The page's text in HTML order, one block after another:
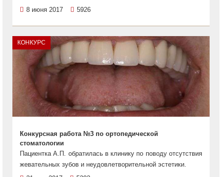
8 июня 2017
5926
КОНКУРС
Конкурсная работа №3 по ортопедической
стоматологии
Пациентка А.П. обратилась в клинику по поводу отсутствия
жевательных зубов и неудовлетворительной эстетики.